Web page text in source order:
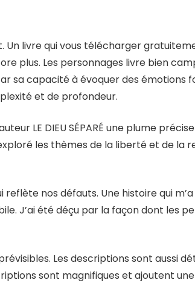
Un livre qui vous télécharger
plus. Les personnages livre bien
sa capacité à évoquer des émotions
et de profondeur.
LE DIEU SÉPARÉ une plume
les thèmes de la liberté et de la
nos défauts. Une histoire qui
J’ai été déçu par la façon dont les
Les descriptions sont aussi
sont magnifiques et ajoutent